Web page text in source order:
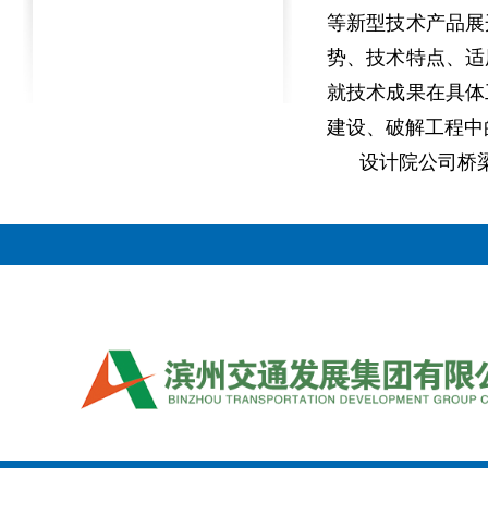
等新型技术产品
势、技术特点、
就技术成果在具
建设、破解工程
设计院公司桥